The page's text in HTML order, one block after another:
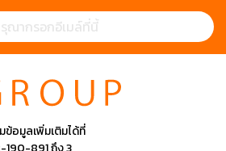
อมูลเพิ่มเติมได้ที่